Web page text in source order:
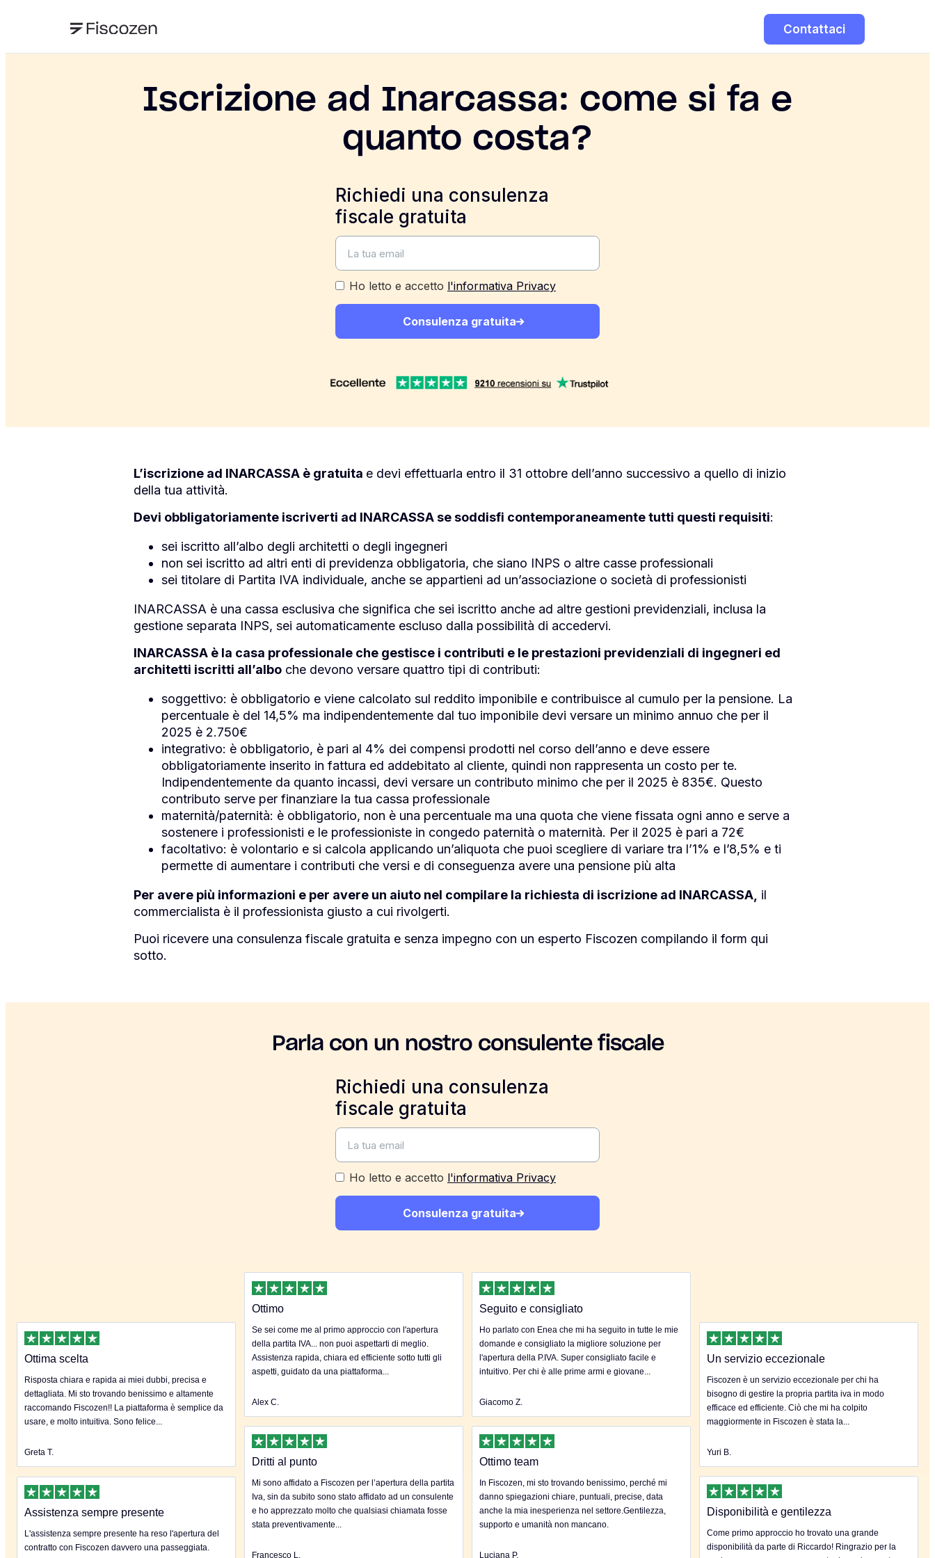
Contattaci
Iscrizione ad Inarcassa: come si fa e
quanto costa?
Richiedi una consulenza
fiscale gratuita
Ho letto e accetto l'informativa Privacy
Consulenza gratuita
L’iscrizione ad INARCASSA è gratuita e devi effettuarla entro il 31 ottobre dell’anno successivo a quello di inizio
della tua attività.
Devi obbligatoriamente iscriverti ad INARCASSA se soddisfi contemporaneamente tutti questi requisiti:
sei iscritto all’albo degli architetti o degli ingegneri
non sei iscritto ad altri enti di previdenza obbligatoria, che siano INPS o altre casse professionali
sei titolare di Partita IVA individuale, anche se appartieni ad un’associazione o società di professionisti
INARCASSA è una cassa esclusiva che significa che sei iscritto anche ad altre gestioni previdenziali, inclusa la
gestione separata INPS, sei automaticamente escluso dalla possibilità di accedervi.
INARCASSA è la casa professionale che gestisce i contributi e le prestazioni previdenziali di ingegneri ed
architetti iscritti all’albo che devono versare quattro tipi di contributi:
soggettivo: è obbligatorio e viene calcolato sul reddito imponibile e contribuisce al cumulo per la pensione. La
percentuale è del 14,5% ma indipendentemente dal tuo imponibile devi versare un minimo annuo che per il
2025 è 2.750€
integrativo: è obbligatorio, è pari al 4% dei compensi prodotti nel corso dell’anno e deve essere
obbligatoriamente inserito in fattura ed addebitato al cliente, quindi non rappresenta un costo per te.
Indipendentemente da quanto incassi, devi versare un contributo minimo che per il 2025 è 835€. Questo
contributo serve per finanziare la tua cassa professionale
maternità/paternità: è obbligatorio, non è una percentuale ma una quota che viene fissata ogni anno e serve a
sostenere i professionisti e le professioniste in congedo paternità o maternità. Per il 2025 è pari a 72€
facoltativo: è volontario e si calcola applicando un’aliquota che puoi scegliere di variare tra l’1% e l’8,5% e ti
permette di aumentare i contributi che versi e di conseguenza avere una pensione più alta
Per avere più informazioni e per avere un aiuto nel compilare la richiesta di iscrizione ad INARCASSA, il
commercialista è il professionista giusto a cui rivolgerti.
Puoi ricevere una consulenza fiscale gratuita e senza impegno con un esperto Fiscozen compilando il form qui
sotto.
Parla con un nostro consulente fiscale
Richiedi una consulenza
fiscale gratuita
Ho letto e accetto l'informativa Privacy
Consulenza gratuita
Ottima scelta
Risposta chiara e rapida ai miei dubbi, precisa e
dettagliata. Mi sto trovando benissimo e altamente
raccomando Fiscozen!! La piattaforma è semplice da
usare, e molto intuitiva. Sono felice...
Greta T.
Ottimo
Se sei come me al primo approccio con l'apertura
della partita IVA... non puoi aspettarti di meglio.
Assistenza rapida, chiara ed efficiente sotto tutti gli
aspetti, guidato da una piattaforma...
Alex C.
Seguito e consigliato
Ho parlato con Enea che mi ha seguito in tutte le mie
domande e consigliato la migliore soluzione per
l'apertura della P.IVA. Super consigliato facile e
intuitivo. Per chi è alle prime armi e giovane...
Giacomo Z.
Un servizio eccezionale
Fiscozen è un servizio eccezionale per chi ha
bisogno di gestire la propria partita iva in modo
efficace ed efficiente. Ciò che mi ha colpito
maggiormente in Fiscozen è stata la...
Yuri B.
Assistenza sempre presente
L'assistenza sempre presente ha reso l'apertura del
contratto con Fiscozen davvero una passeggiata.
Dritti al punto
Mi sono affidato a Fiscozen per l’apertura della partita
Iva, sin da subito sono stato affidato ad un consulente
e ho apprezzato molto che qualsiasi chiamata fosse
stata preventivamente...
Francesco L.
Ottimo team
In Fiscozen, mi sto trovando benissimo, perché mi
danno spiegazioni chiare, puntuali, precise, data
anche la mia inesperienza nel settore.Gentilezza,
supporto e umanità non mancano.
Luciana P.
Disponibilità e gentilezza
Come primo approccio ho trovato una grande
disponibilità da parte di Riccardo! Ringrazio per la